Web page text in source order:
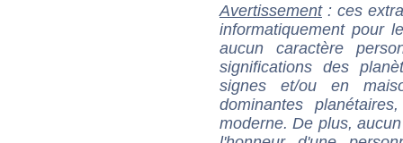
Avertissement: ces
informatiquement pour
aucun caractère
significations des
signes et/ou en
dominantes
moderne. De plus,